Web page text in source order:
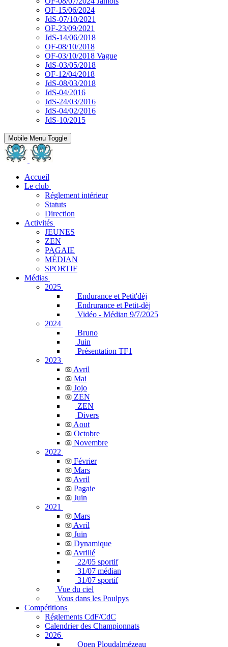
OF-15/06/2024
JdS-07/10/2021
OF-23/09/2021
JdS-14/06/2018
OF-08/10/2018
OF-03/10/2018 Vague
JdS-03/05/2018
OF-12/04/2018
JdS-08/03/2018
JdS-04/2016
JdS-24/03/2016
JdS-04/02/2016
JdS-10/2015
Mobile Menu Toggle
Accueil
Le club
Réglement intérieur
Statuts
Direction
Activités
JEUNES
ZEN
PAGAIE
MÉDIAN
SPORTIF
Médias
2025
Endurance et Petit'dèj
Endrurance et Petit-dèj
Vidéo - Médian 9/7/2025
2024
Bruno
Juin
Présentation TF1
2023
Avril
Mai
Jojo
ZEN
ZEN
Divers
Aout
Octobre
Novembre
2022
Février
Mars
Avril
Pagaie
Juin
2021
Mars
Avril
Juin
Dynamique
Avrillé
22/05 sportif
31/07 médian
31/07 sportif
Vue du ciel
Vous dans les Poulpys
Compétitions
Réglements CdF/CdC
Calendrier des Championnats
2026
Open Ploudalmézeau